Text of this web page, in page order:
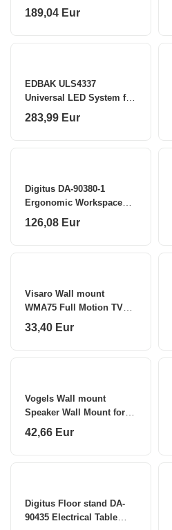
2 cabinets 600 x 337.5
Black
189,04 Eur
EDBAK ULS4337
Universal LED System for
4 cabinets 600 x 337.5
Black
283,99 Eur
Digitus DA-90380-1
Ergonomic Workspace
Riser
126,08 Eur
Visaro Wall mount
WMA75 Full Motion TV
Mount Maximum weight
(capacity) 30 kg
33,40 Eur
Vogels Wall mount
Speaker Wall Mount for
Sonos Era 300 Tilt, rotate
42,66 Eur
Digitus Floor stand DA-
90435 Electrical Table